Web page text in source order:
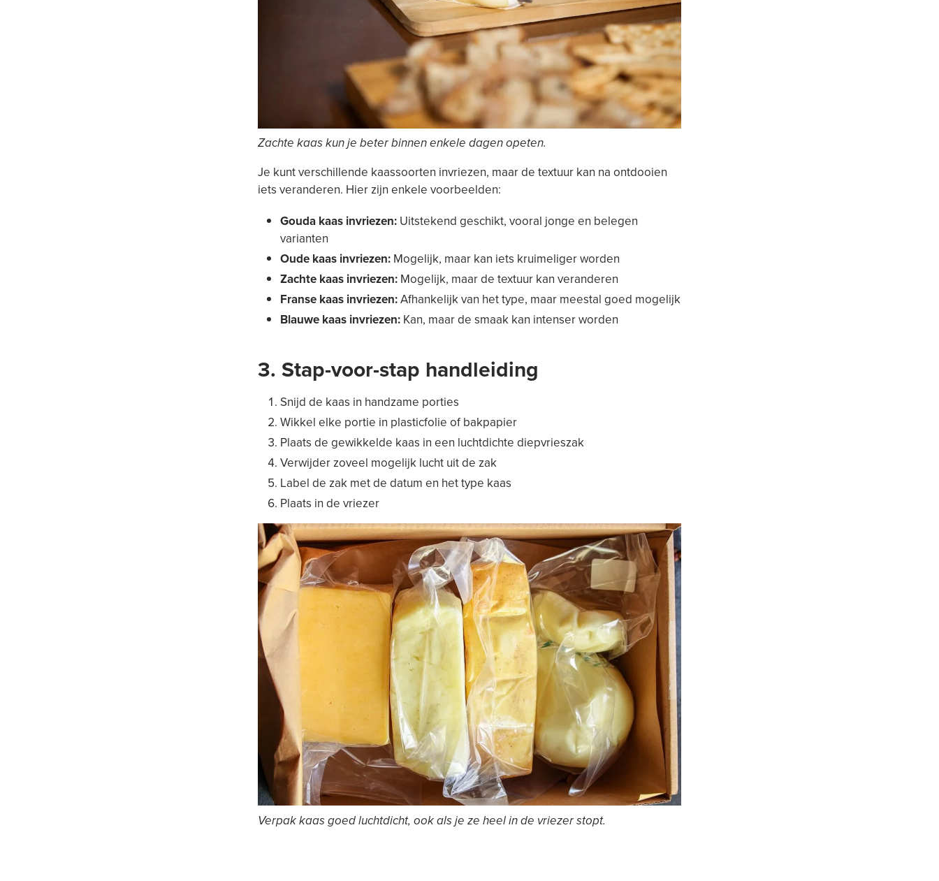
Zachte kaas kun je beter binnen enkele dagen opeten.
Je kunt verschillende kaassoorten invriezen, maar de textuur kan na ontdooien
iets veranderen. Hier zijn enkele voorbeelden:
Gouda kaas invriezen: Uitstekend geschikt, vooral jonge en belegen
varianten
Oude kaas invriezen: Mogelijk, maar kan iets kruimeliger worden
Zachte kaas invriezen: Mogelijk, maar de textuur kan veranderen
Franse kaas invriezen:Afhankelijk van het type, maar meestal goed mogelijk
Blauwe kaas invriezen: Kan, maar de smaak kan intenser worden
3. Stap-voor-stap handleiding
Snijd de kaas in handzame porties
Wikkel elke portie in plasticfolie of bakpapier
Plaats de gewikkelde kaas in een luchtdichte diepvrieszak
Verwijder zoveel mogelijk lucht uit de zak
Label de zak met de datum en het type kaas
Plaats in de vriezer
Verpak kaas goed luchtdicht, ook als je ze heel in de vriezer stopt.